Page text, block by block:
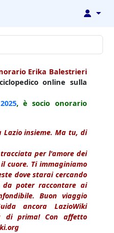
↓
Erika Balestrieri
online sulla
2025, è socio onorario
insieme. Ma tu, di
per l'amore dei
cuore. Ti immaginiamo
dove starai cercando
da poter raccontare ai
Buon viaggio
ancora LazioWiki
di prima! Con affetto